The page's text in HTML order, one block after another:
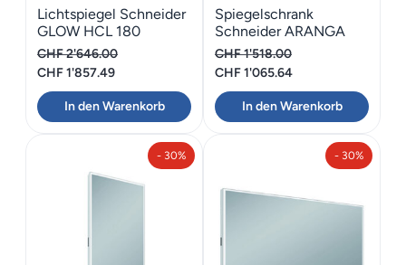
Lichtspiegel Schneider
GLOW HCL 180
CHF2'646.00
Ursprünglicher
Preis
war:
CHF1'857.49Aktueller
Preis
ist:
In den Warenkorb
Spiegelschrank
Schneider ARANGA
TW 50 L
CHF1'518.00
Ursprünglicher
Preis
war:
CHF1'065.64Aktueller
Preis
ist:
In den Warenkorb
- 30% - 30%